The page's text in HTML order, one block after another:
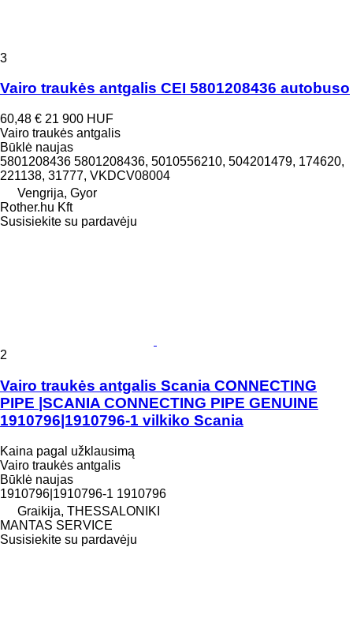
3
Vairo traukės antgalis CEI 5801208436 autobuso
60,48 € 21 900 HUF
Vairo traukės antgalis
Būklė naujas
5801208436 5801208436, 5010556210, 504201479, 174620,
221138, 31777, VKDCV08004
Vengrija, Gyor
Rother.hu Kft
Susisiekite su pardavėju
2
Vairo traukės antgalis Scania CONNECTING
PIPE |SCANIA CONNECTING PIPE GENUINE
1910796|1910796-1 vilkiko Scania
Kaina pagal užklausimą
Vairo traukės antgalis
Būklė naujas
1910796|1910796-1 1910796
Graikija, THESSALONIKI
MANTAS SERVICE
Susisiekite su pardavėju